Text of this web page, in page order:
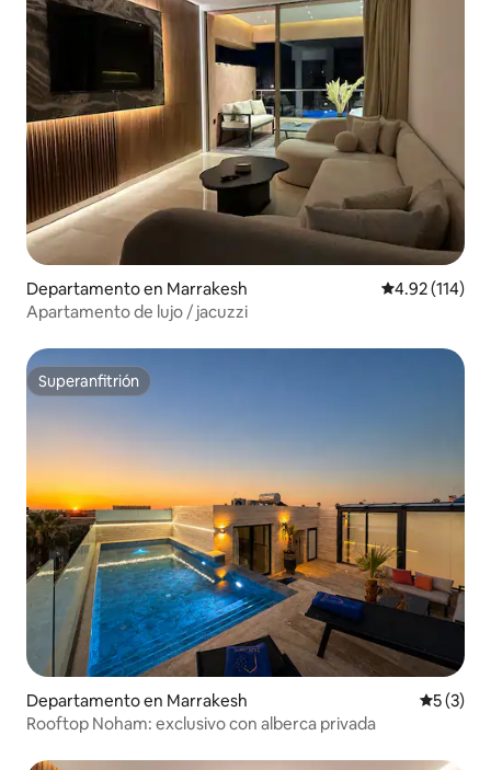
Departamento en Marrakesh Calificación
4.92 (114)
Apartamento de lujo / jacuzzi
Superanfitrión
Superanfitrión
Departamento en Marrakesh
5 (3)
Rooftop Noham: exclusivo con alberca privada